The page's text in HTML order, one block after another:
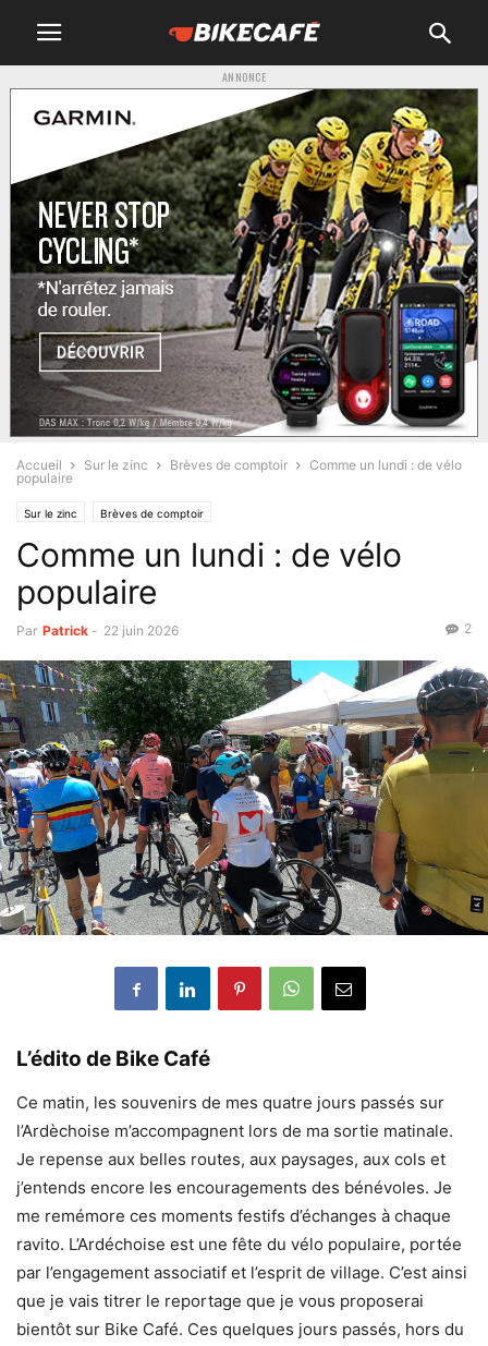
ANNONCE
Accueil Sur le zinc Brèves de comptoir
Comme un lundi : de vélo
populaire
Sur le zinc Brèves de comptoir
Comme un lundi : de vélo
populaire
Par Patrick - 22 juin 2026 2
L’édito de Bike Café
Ce matin, les souvenirs de mes quatre jours passés sur
l’Ardèchoise m’accompagnent lors de ma sortie matinale.
Je repense aux belles routes, aux paysages, aux cols et
j’entends encore les encouragements des bénévoles. Je
me remémore ces moments festifs d’échanges à chaque
ravito. L’Ardéchoise est une fête du vélo populaire, portée
par l’engagement associatif et l’esprit de village. C’est ainsi
que je vais titrer le reportage que je vous proposerai
bientôt sur Bike Café. Ces quelques jours passés, hors du